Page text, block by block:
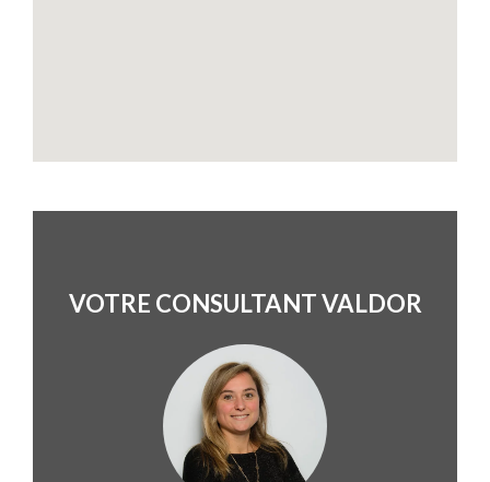
VOTRE CONSULTANT VALDOR